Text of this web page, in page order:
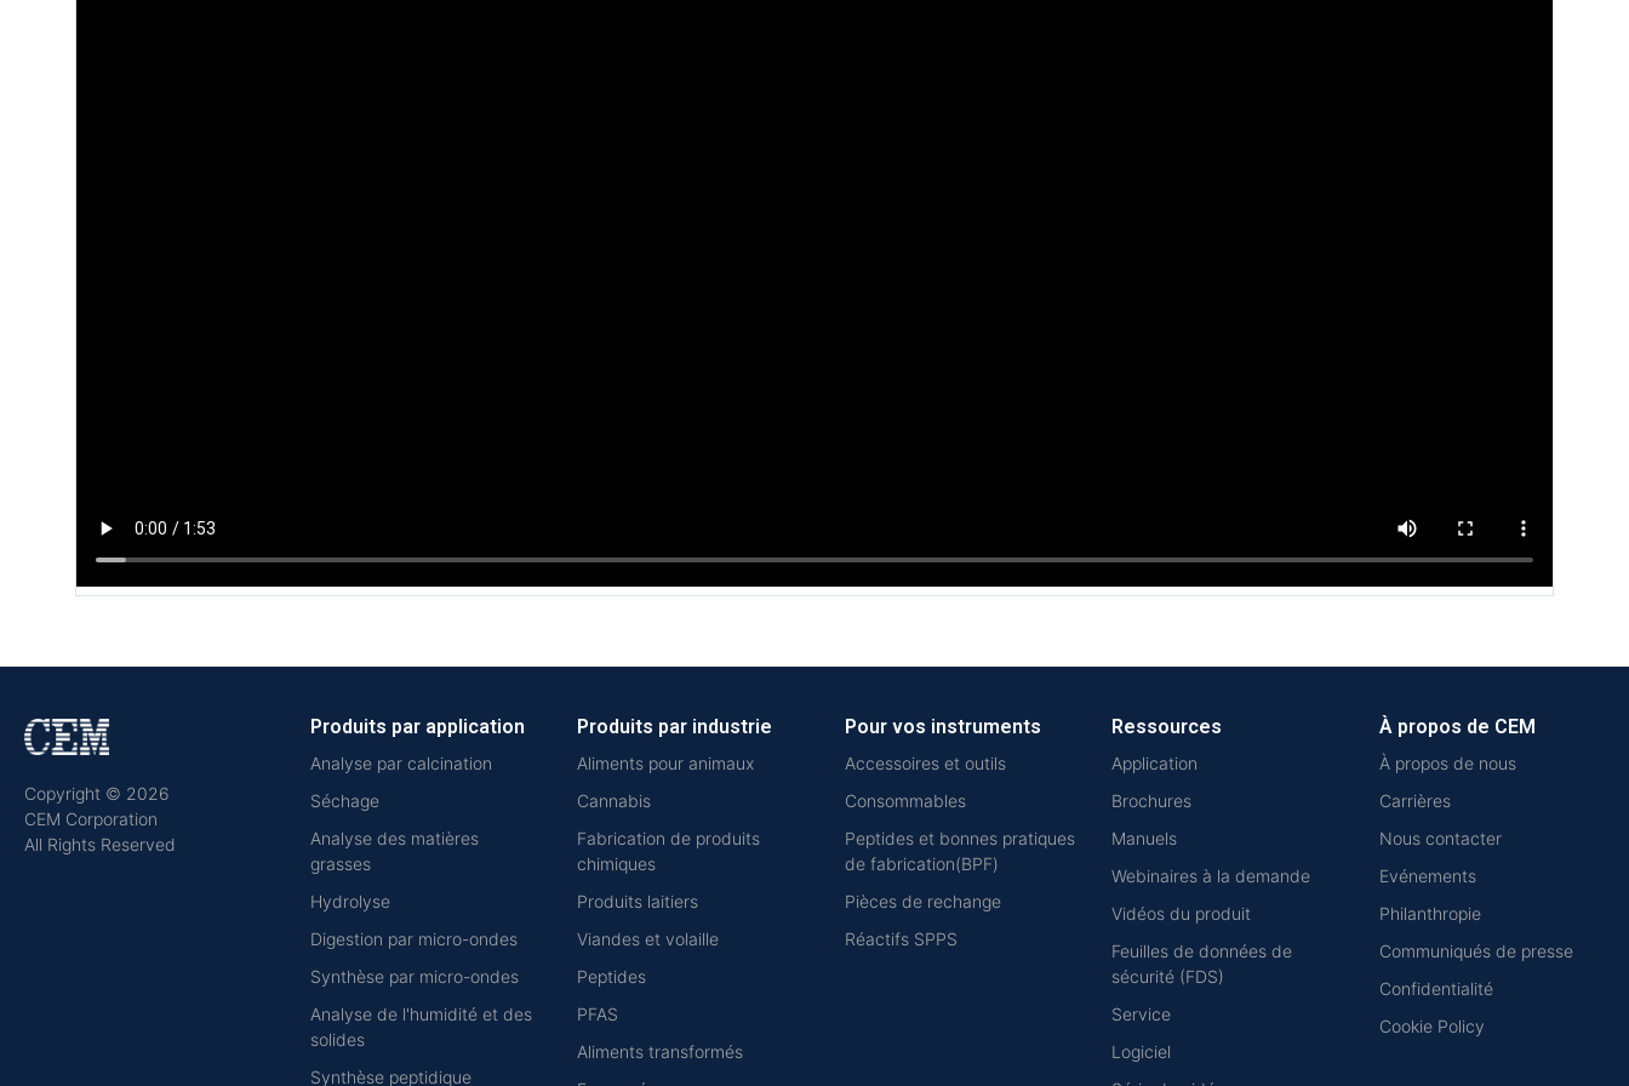
Copyright © 2026
CEM Corporation
All Rights Reserved
Produits par application
Analyse par calcination
Séchage
Analyse des matières
grasses
Hydrolyse
Digestion par micro-ondes
Synthèse par micro-ondes
Analyse de l'humidité et des
solides
Synthèse peptidique
Produits par industrie
Aliments pour animaux
Cannabis
Fabrication de produits
chimiques
Produits laitiers
Viandes et volaille
Peptides
PFAS
Aliments transformés
Pour vos instruments
Accessoires et outils
Consommables
Peptides et bonnes pratiques
de fabrication(BPF)
Pièces de rechange
Réactifs SPPS
Ressources
Application
Brochures
Manuels
Webinaires à la demande
Vidéos du produit
Feuilles de données de
sécurité (FDS)
Service
Logiciel
À propos de CEM
À propos de nous
Carrières
Nous contacter
Evénements
Philanthropie
Communiqués de presse
Confidentialité
Cookie Policy